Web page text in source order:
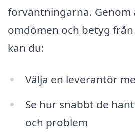
förväntningarna. Genom
omdömen och betyg
kan du:
Välja en leverantör
Se hur snabbt de
och problem